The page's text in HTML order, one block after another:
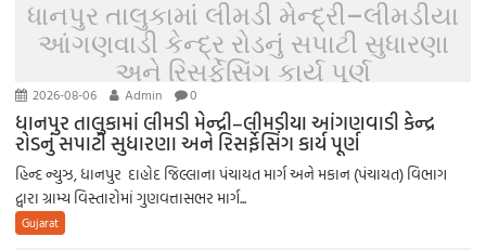
ધાનપુર તાલુકામાં લીમડી મેન્દ્રી–લીમડીયા
આંગણવાડી કેન્દ્ર રોડનું સપાટી સુધારણા
અને રિસર્ફેસિંગ કાર્ય પૂર્ણ
2026-08-06 Admin 0
ધાનપુર તાલુકામાં લીમડી મેન્દ્રી–લીમડીયા આંગણવાડી કેન્દ્ર
રોડનું સપાટી સુધારણા અને રિસર્ફેસિંગ કાર્ય પૂર્ણ
હિન્દ ન્યુઝ, ધાનપુર દાહોદ જિલ્લાના પંચાયત માર્ગ અને મકાન (પંચાયત) વિભાગ
દ્વારા ગ્રામ્ય વિસ્તારોમાં ગુણવત્તાસભર માર્ગ...
Gujarat